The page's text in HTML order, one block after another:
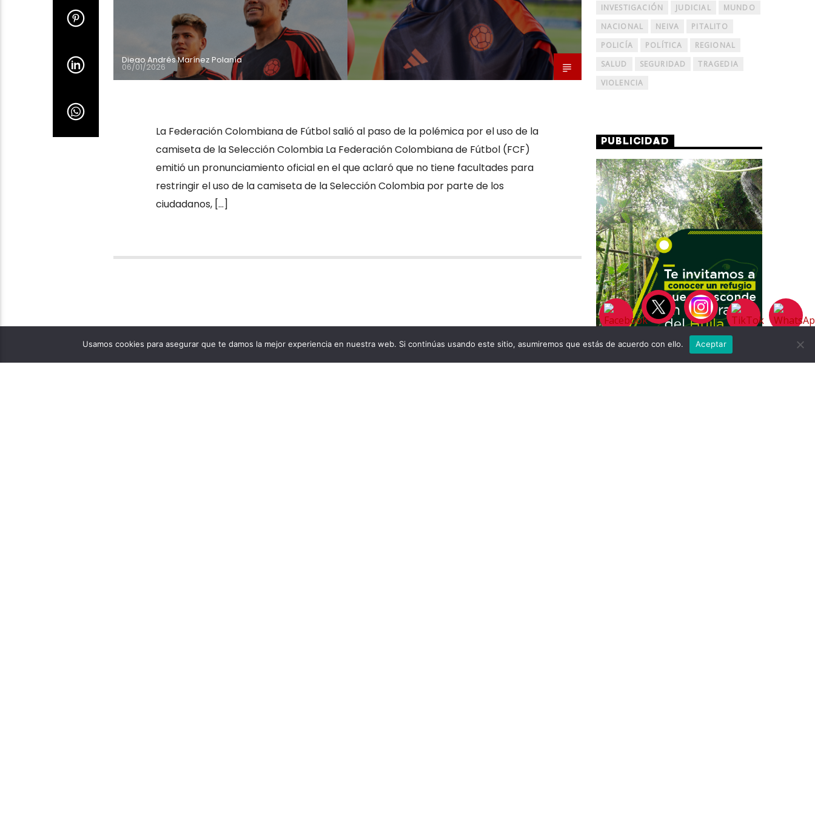
Diego Andrés Marínez Polanía
06/01/2026
La Federación Colombiana de Fútbol salió al paso de la polémica por el uso de la
camiseta de la Selección Colombia La Federación Colombiana de Fútbol (FCF)
emitió un pronunciamiento oficial en el que aclaró que no tiene facultades para
restringir el uso de la camiseta de la Selección Colombia por parte de los
ciudadanos, […]
INVESTIGACIÓN
JUDICIAL
MUNDO
NACIONAL
NEIVA
PITALITO
POLICÍA
POLÍTICA
REGIONAL
SALUD
SEGURIDAD
TRAGEDIA
VIOLENCIA
PUBLICIDAD
Usamos cookies para asegurar que te damos la mejor experiencia en nuestra web. Si continúas usando este sitio, asumiremos que estás de acuerdo con ello. Aceptar